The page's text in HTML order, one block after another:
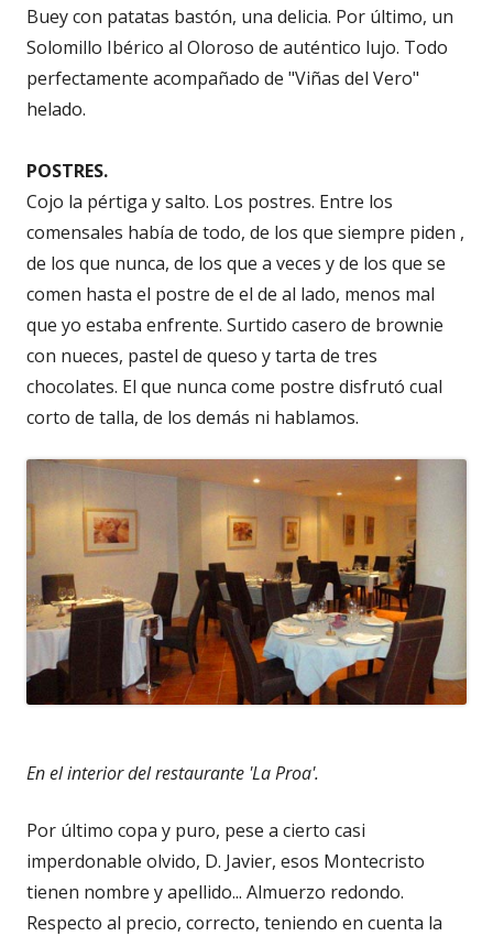
Buey con patatas bastón, una delicia. Por último, un
Solomillo Ibérico al Oloroso de auténtico lujo. Todo
perfectamente acompañado de "Viñas del Vero"
helado.
POSTRES.
Cojo la pértiga y salto. Los postres. Entre los
comensales había de todo, de los que siempre piden ,
de los que nunca, de los que a veces y de los que se
comen hasta el postre de el de al lado, menos mal
que yo estaba enfrente. Surtido casero de brownie
con nueces, pastel de queso y tarta de tres
chocolates. El que nunca come postre disfrutó cual
corto de talla, de los demás ni hablamos.
En el interior del restaurante 'La Proa'.
Por último copa y puro, pese a cierto casi
imperdonable olvido, D. Javier, esos Montecristo
tienen nombre y apellido... Almuerzo redondo.
Respecto al precio, correcto, teniendo en cuenta la